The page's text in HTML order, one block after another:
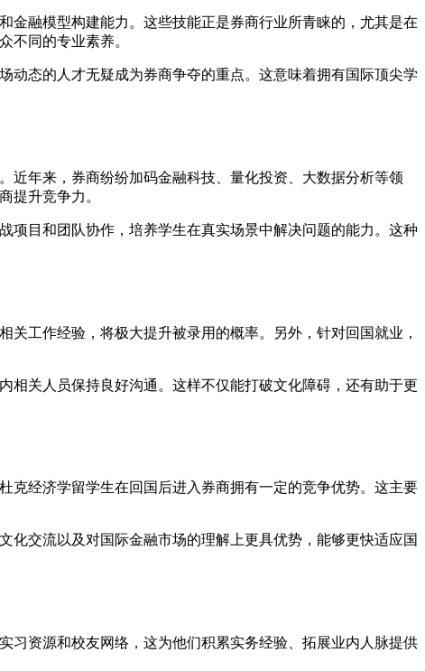
金融模型构建能力。这些技能正是券商行业所青睐的，尤其是在
不同的专业素养。
动态的人才无疑成为券商争夺的重点。这意味着拥有国际顶尖学
近年来，券商纷纷加码金融科技、量化投资、大数据分析等领
提升竞争力。
项目和团队协作，培养学生在真实场景中解决问题的能力。这种
工作经验，将极大提升被录用的概率。另外，针对回国就业，
相关人员保持良好沟通。这样不仅能打破文化障碍，还有助于更
克经济学留学生在回国后进入券商拥有一定的竞争优势。这主要
化交流以及对国际金融市场的理解上更具优势，能够更快适应国
习资源和校友网络，这为他们积累实务经验、拓展业内人脉提供